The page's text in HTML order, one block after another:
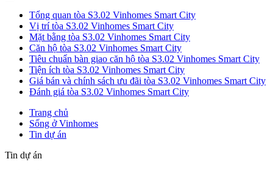
Tổng quan tòa S3.02 Vinhomes Smart City
Vị trí tòa S3.02 Vinhomes Smart City
Mặt bằng tòa S3.02 Vinhomes Smart City
Căn hộ tòa S3.02 Vinhomes Smart City
Tiêu chuẩn bàn giao căn hộ tòa S3.02 Vinhomes Smart City
Tiện ích tòa S3.02 Vinhomes Smart City
Giá bán và chính sách ưu đãi tòa S3.02 Vinhomes Smart City
Đánh giá tòa S3.02 Vinhomes Smart City
Trang chủ
Sống ở Vinhomes
Tin dự án
Tin dự án